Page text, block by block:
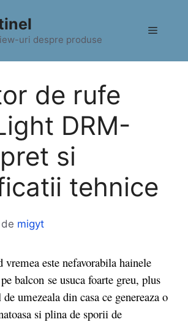
uri despre produse
Meniu
de rufe
DRM-
si
tehnice
de migyt
este nefavorabila hainele
balcon se usuca foarte greu, plus
umezeala din casa ce genereaza o
si plina de sporii de